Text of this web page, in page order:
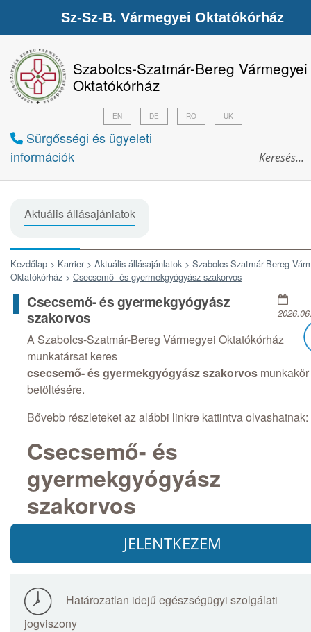
Szabolcs-Szatmár-Bereg Vármegyei
Oktatókórház
Sürgősségi és ügyeleti
információk
EN DE RO UK
Aktuális állásajánlatok
Kezdőlap > Karrier > Aktuális állásajánlatok > Szabolcs-Szatmár-Bereg
Oktatókórház > Csecsemő- és gyermekgyógyász szakorvos
Csecsemő- és gyermekgyógyász
szakorvos
A Szabolcs-Szatmár-Bereg Vármegyei Oktatókórház
munkatársat keres
csecsemő- és gyermekgyógyász szakorvos munkakör
betöltésére.
Bővebb részleteket az alábbi linkre kattintva olvashatnak:
Csecsemő- és
gyermekgyógyász
szakorvos
JELENTKEZEM
Határozatlan idejű egészségügyi szolgálati
jogviszony
Sz-Sz-B. Vármegyei Oktatókórház